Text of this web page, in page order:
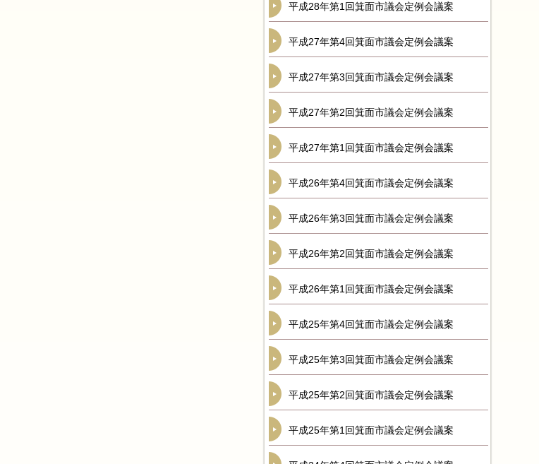
平成28年第1回箕面市議会定例会議案
平成27年第4回箕面市議会定例会議案
平成27年第3回箕面市議会定例会議案
平成27年第2回箕面市議会定例会議案
平成27年第1回箕面市議会定例会議案
平成26年第4回箕面市議会定例会議案
平成26年第3回箕面市議会定例会議案
平成26年第2回箕面市議会定例会議案
平成26年第1回箕面市議会定例会議案
平成25年第4回箕面市議会定例会議案
平成25年第3回箕面市議会定例会議案
平成25年第2回箕面市議会定例会議案
平成25年第1回箕面市議会定例会議案